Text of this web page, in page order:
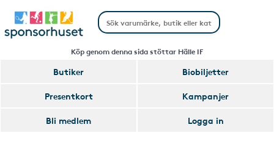
Köp genom denna sida stöttar Hälle IF
Butiker
Biobiljetter
Presentkort
Kampanjer
Bli medlem
Logga in